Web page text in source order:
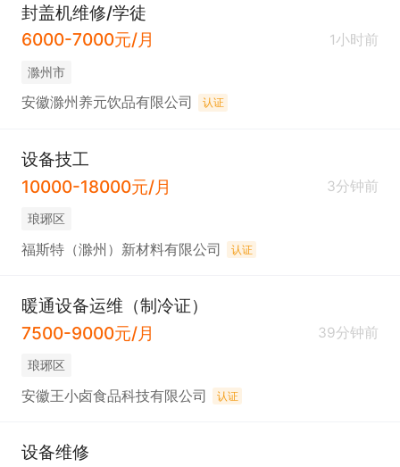
封盖机维修/学徒
6000-7000元/月
1小时前
滁州市
安徽滁州养元饮品有限公司 认证
设备技工
10000-18000元/月
3分钟前
琅琊区
福斯特（滁州）新材料有限公司 认证
暖通设备运维（制冷证）
7500-9000元/月
39分钟前
琅琊区
安徽王小卤食品科技有限公司 认证
设备维修